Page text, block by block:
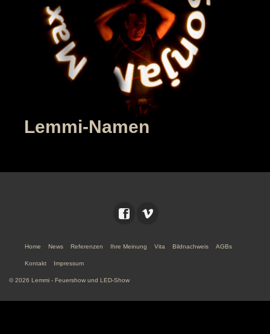
Lemmi-Namen
Home News Referenzen Ihre Meinung Vita Bildnachweis AGBs
Kontakt Impressum
© 2026 Lemmi - Feuershow und LED-Show